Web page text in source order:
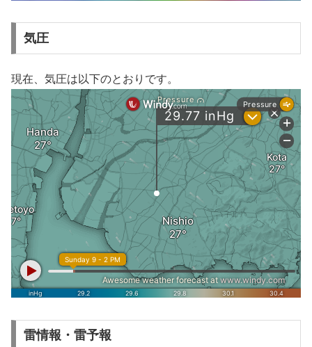
気圧
現在、気圧は以下のとおりです。
雷情報・雷予報